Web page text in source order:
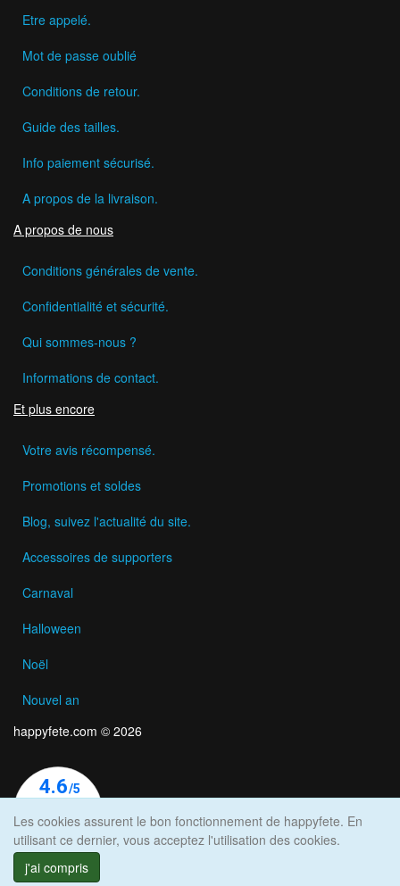
Etre appelé.
Mot de passe oublié
Conditions de retour.
Guide des tailles.
Info paiement sécurisé.
A propos de la livraison.
A propos de nous
Conditions générales de vente.
Confidentialité et sécurité.
Qui sommes-nous ?
Informations de contact.
Et plus encore
Votre avis récompensé.
Promotions et soldes
Blog, suivez l'actualité du site.
Accessoires de supporters
Carnaval
Halloween
Noël
Nouvel an
happyfete.com © 2026
Les cookies assurent le bon fonctionnement de happyfete. En
utilisant ce dernier, vous acceptez l'utilisation des cookies.
j'ai compris